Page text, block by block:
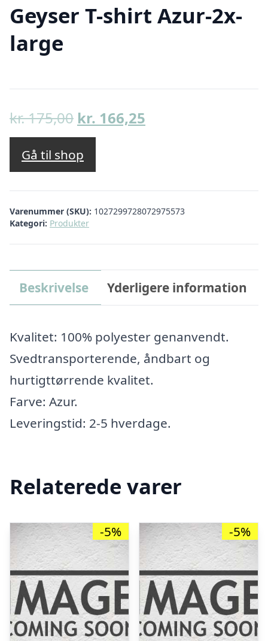
Geyser T-shirt Azur-2x-
large
kr.175,00 Den
oprindelige
pris
var:
kr. 175,00.
kr. 166,25
kr. 166,25.
Gå til shop
Varenummer (SKU): 1027299728072975573
Kategori: Produkter
Beskrivelse Yderligere information
Kvalitet: 100% polyester genanvendt.
Svedtransporterende, åndbart og
hurtigttørrende kvalitet.
Farve: Azur.
Leveringstid: 2-5 hverdage.
Relaterede varer
-5% -5%